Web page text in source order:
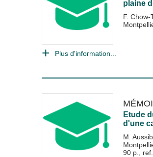
plaine
F. Chow-
Plus d'information...
Etude
d'une
M.
90 p.,